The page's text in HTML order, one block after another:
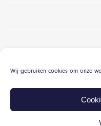
Wij gebruiken cookies om onze